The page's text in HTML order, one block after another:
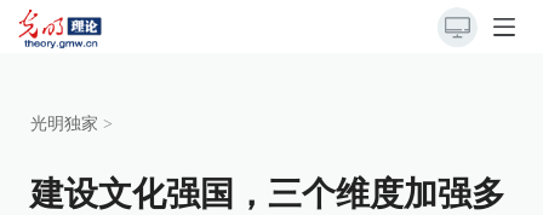
光明独家 >
建设文化强国，三个维度加强多